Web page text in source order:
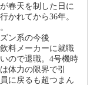
春天を制した日に
かれてから36年。
ン系の今後
料メーカーに就職
ので退職。4号機時
体力の限界で引
に戻るも超つまん